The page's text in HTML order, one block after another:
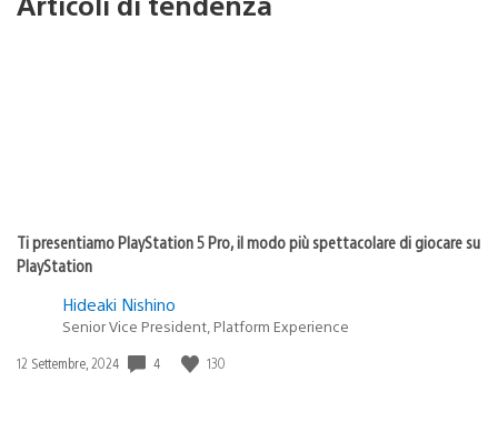
Ti presentiamo PlayStation 5 Pro, il modo più spettacolare di giocare su
PlayStation
Hideaki Nishino
Senior Vice President, Platform Experience
Data
12 Settembre, 2024 4 130